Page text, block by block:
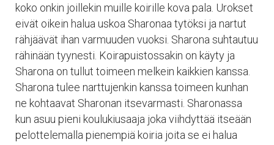
koko onkin joillekin muille koirille kova pala. Urokset
eivät oikein halua uskoa Sharonaa tytöksi ja nartut
rähjäävät ihan varmuuden vuoksi. Sharona suhtautuu
rähinään tyynesti. Koirapuistossakin on käyty ja
Sharona on tullut toimeen melkein kaikkien kanssa.
Sharona tulee narttujenkin kanssa toimeen kunhan
ne kohtaavat Sharonan itsevarmasti. Sharonassa
kun asuu pieni koulukiusaaja joka viihdyttää itseään
pelottelemalla pienempiä koiria joita se ei halua